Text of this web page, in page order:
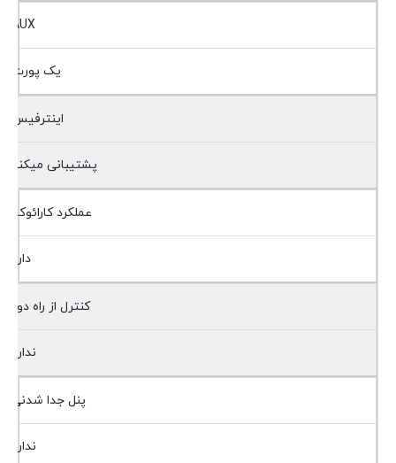
AUX
یک پورت
اینترفیس
پشتیبانی میکند
عملکرد کارائوکه
دارد
کنترل از راه دور
ندارد
پنل جدا شدنی
ندارد